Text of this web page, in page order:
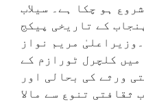
ہو چکا ہے۔ سیلاب
کے تاریخی پیکج
مریم نواز
کلچرل ٹورازم کے
ورثے کی بحالی اور
ثقافتی تنوع سے مالا